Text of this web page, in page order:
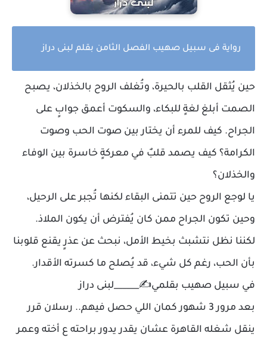
رواية فى سبيل صهيب الفصل الثامن بقلم لبنى دراز
حين يُثقل القلب بالحيرة، وتُغلف الروح بالخذلان، يصبح
الصمت أبلغ لغةٍ للبكاء، والسكوت أعمق جوابٍ على
الجراح. كيف للمرء أن يختار بين صوت الحب وصوت
الكرامة؟ كيف يصمد قلبٌ في معركةٍ خاسرة بين الوفاء
والخذلان؟
يا لوجع الروح حين تتمنى البقاء لكنها تُجبر على الرحيل،
وحين تكون الجراح ممن كان يُفترض أن يكون الملاذ.
لكننا نظل نتشبث بخيط الأمل، نبحث عن عذرٍ يقنع قلوبنا
بأن الحب، رغم كل شيء، قد يُصلح ما كسرته الأقدار.
في سبيل صهيب بقلمي✍️______لبنى دراز
بعد مرور 3 شهور كمان اللي حصل فيهم.. رسلان قرر
ينقل شغله القاهرة عشان يقدر يدور براحته ع أخته وعمر